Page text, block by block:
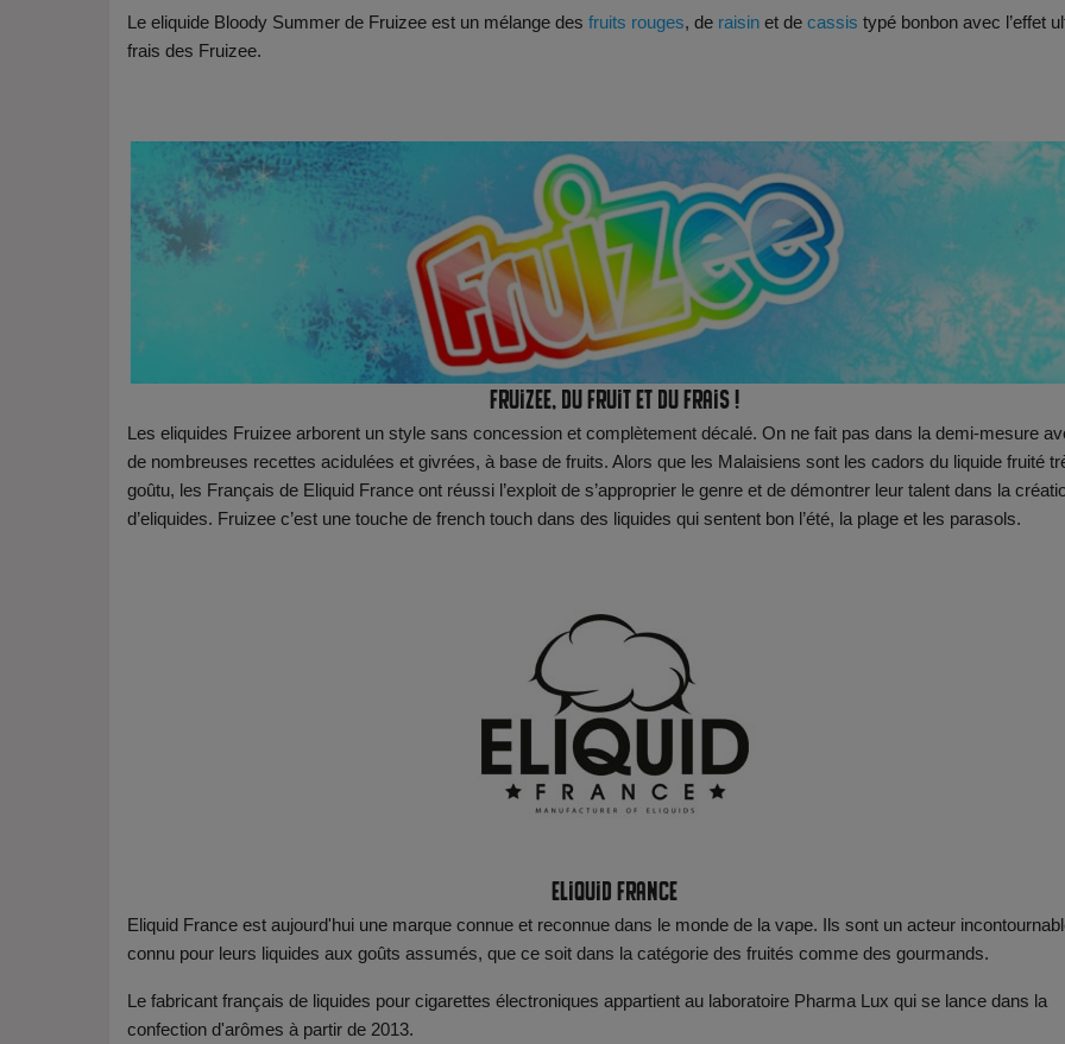
Le eliquide Bloody Summer de Fruizee est un mélange des fruits rouges, de raisin et de cassis typé bonbon avec l’effet
frais des Fruizee.
Fruizee, du fruit et du frais !
Les eliquides Fruizee arborent un style sans concession et complètement décalé. On ne fait pas dans la demi-mesure
de nombreuses recettes acidulées et givrées, à base de fruits. Alors que les Malaisiens sont les cadors du liquide fruité
goûtu, les Français de Eliquid France ont réussi l’exploit de s’approprier le genre et de démontrer leur talent dans la
d’eliquides. Fruizee c’est une touche de french touch dans des liquides qui sentent bon l’été, la plage et les parasols.
Eliquid France
Eliquid France est aujourd'hui une marque connue et reconnue dans le monde de la vape. Ils sont un acteur
connu pour leurs liquides aux goûts assumés, que ce soit dans la catégorie des fruités comme des gourmands.
Le fabricant français de liquides pour cigarettes électroniques appartient au laboratoire Pharma Lux qui se lance dans la
confection d'arômes à partir de 2013.